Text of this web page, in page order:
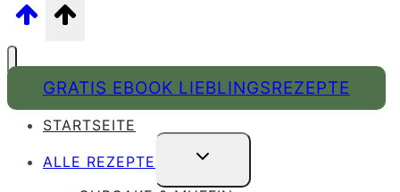
GRATIS EBOOK LIEBLINGSREZEPTE
STARTSEITE
ALLE REZEPTE
UNTERMENÜ
UMSCHALTEN